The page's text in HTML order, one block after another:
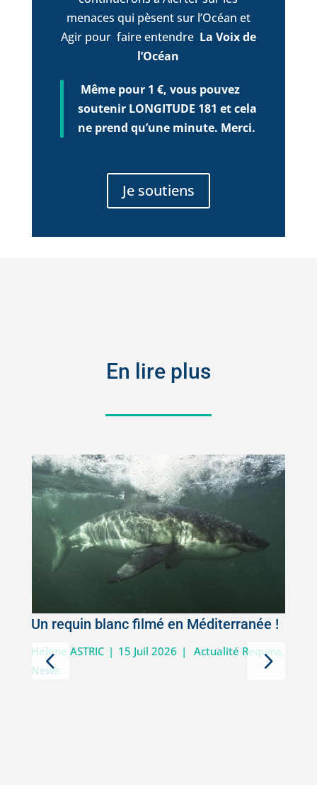
menaces qui pèsent sur l’Océan et
Agir pour faire entendre La Voix de
l’Océan
Même pour 1 €, vous pouvez
soutenir LONGITUDE 181 et cela
ne prend qu’une minute. Merci.
Je soutiens
En lire plus
Un requin blanc filmé en Méditerranée !
Hélène ASTRIC | 15 Juil 2026 | Actualité Requins,
News